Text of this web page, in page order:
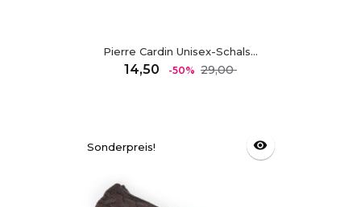
Pierre Cardin Unisex-Schals...
14,50
Regulärer
-50% 29,00Preis
Sonderpreis! visibility